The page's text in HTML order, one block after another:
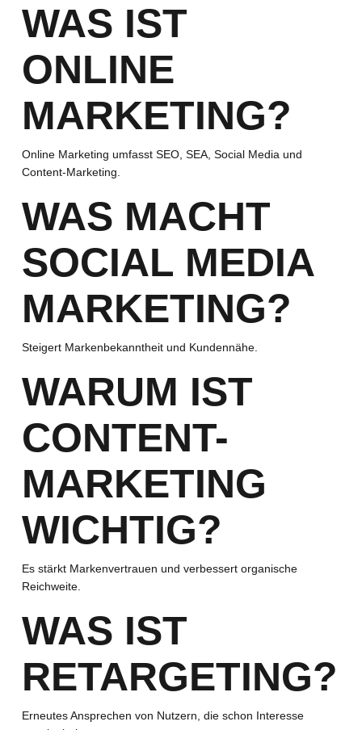
WAS IST
ONLINE
MARKETING?
Online Marketing umfasst SEO, SEA, Social Media und
Content-Marketing.
WAS MACHT
SOCIAL MEDIA
MARKETING?
Steigert Markenbekanntheit und Kundennähe.
WARUM IST
CONTENT-
MARKETING
WICHTIG?
Es stärkt Markenvertrauen und verbessert organische
Reichweite.
WAS IST
RETARGETING?
Erneutes Ansprechen von Nutzern, die schon Interesse